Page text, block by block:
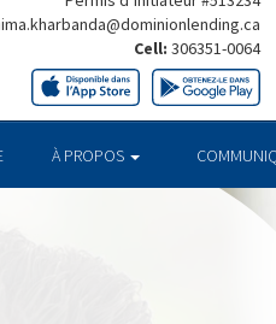
Cell: 306351-0064
À PROPOS